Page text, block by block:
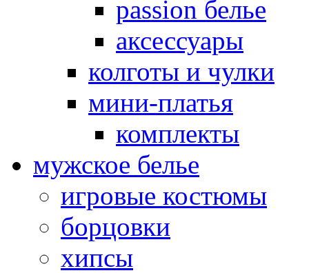
passion белье
аксессуары
колготы и чулки
мини-платья
комплекты
мужское белье
игровые костюмы
борцовки
хипсы